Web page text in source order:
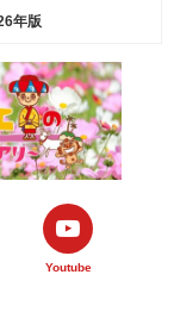
年版
Youtube